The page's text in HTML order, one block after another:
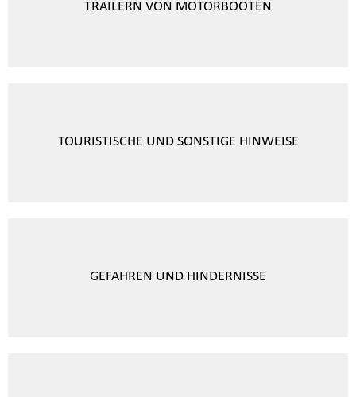
TRAILERN VON MOTORBOOTEN
TOURISTISCHE UND SONSTIGE HINWEISE
GEFAHREN UND HINDERNISSE